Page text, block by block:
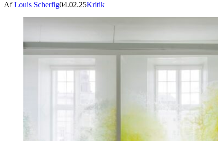
AfLouis Scherfig04.02.25Kritik